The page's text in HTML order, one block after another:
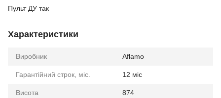
Пульт ДУ так
Характеристики
Виробник Aflamo
Гарантійний строк, міс. 12 міс
Висота 874